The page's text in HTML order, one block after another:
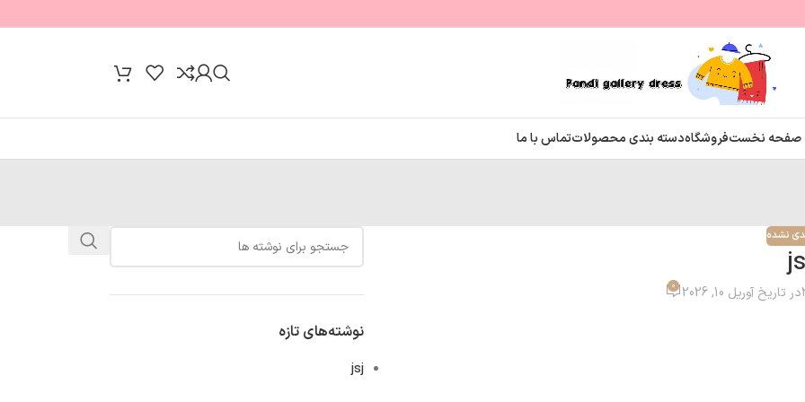
صفحه نخستفروشگاهدسته بندی محصولاتتماس با ما
نشده
در تاریخ آوریل 10, 2026 0
نوشته‌های تازه
jsj